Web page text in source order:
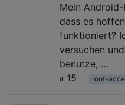
Mein
dass es
funktioniert?
versuchen
benutze, …
15
root-